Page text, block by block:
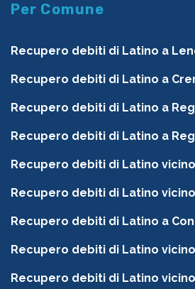
Per Comune
Recupero debiti di Latino a
Recupero debiti di Latino a
Recupero debiti di Latino a
Recupero debiti di Latino a
Recupero debiti di Latino
Recupero debiti di Latino
Recupero debiti di Latino a
Recupero debiti di Latino
Recupero debiti di Latino